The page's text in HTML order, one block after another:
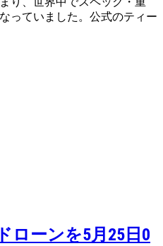
っていました。公式のティー
ローンを5月25日0